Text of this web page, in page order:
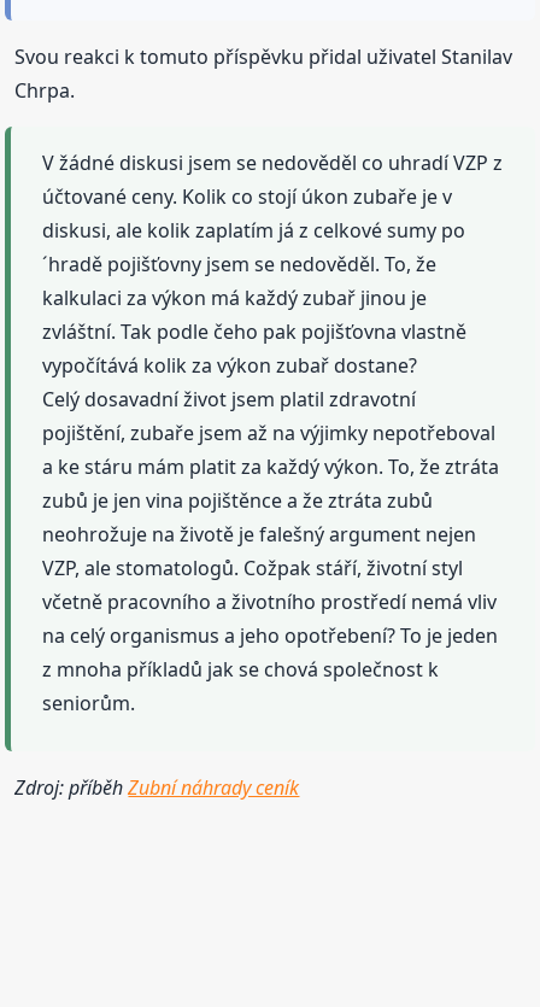
Svou reakci k tomuto příspěvku přidal uživatel Stanilav
Chrpa.
V žádné diskusi jsem se nedověděl co uhradí VZP z
účtované ceny. Kolik co stojí úkon zubaře je v
diskusi, ale kolik zaplatím já z celkové sumy po
´hradě pojišťovny jsem se nedověděl. To, že
kalkulaci za výkon má každý zubař jinou je
zvláštní. Tak podle čeho pak pojišťovna vlastně
vypočítává kolik za výkon zubař dostane?
Celý dosavadní život jsem platil zdravotní
pojištění, zubaře jsem až na výjimky nepotřeboval
a ke stáru mám platit za každý výkon. To, že ztráta
zubů je jen vina pojištěnce a že ztráta zubů
neohrožuje na životě je falešný argument nejen
VZP, ale stomatologů. Cožpak stáří, životní styl
včetně pracovního a životního prostředí nemá vliv
na celý organismus a jeho opotřebení? To je jeden
z mnoha příkladů jak se chová společnost k
seniorům.
Zdroj: příběhZubní náhrady ceník